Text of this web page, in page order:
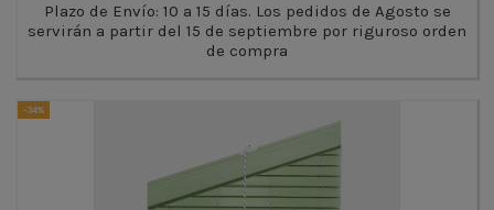
Plazo de Envío: 10 a 15 días. Los pedidos de Agosto se
servirán a partir del 15 de septiembre por riguroso orden
de compra
-34%